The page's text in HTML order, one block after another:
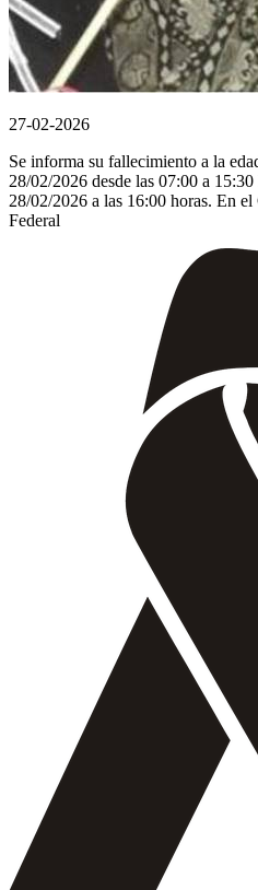
27-02-2026
Se informa su fallecimiento a la
28/02/2026 desde las 07:00 a
28/02/2026 a las 16:00 horas. En
Federal